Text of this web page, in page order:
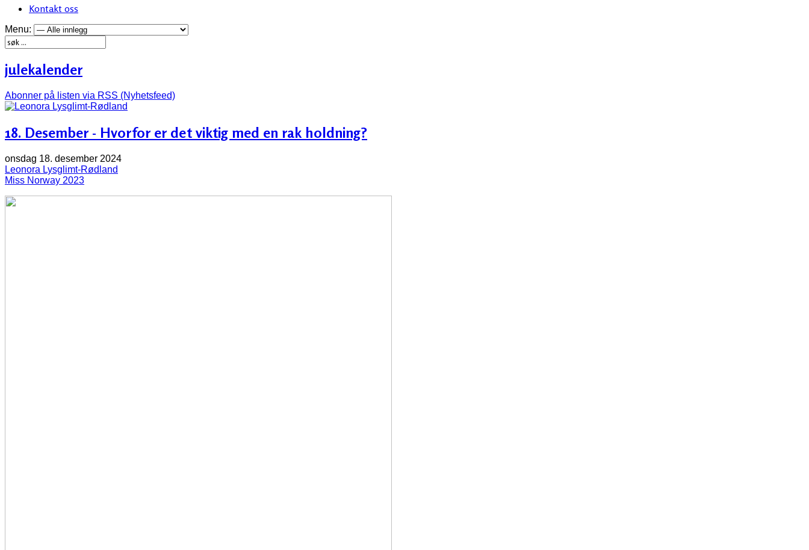
Kontakt oss
Menu:
julekalender
Abonner på listen via RSS (Nyhetsfeed)
18. Desember - Hvorfor er det viktig med en rak holdning?
onsdag 18. desember 2024
Leonora Lysglimt-Rødland
Miss Norway 2023